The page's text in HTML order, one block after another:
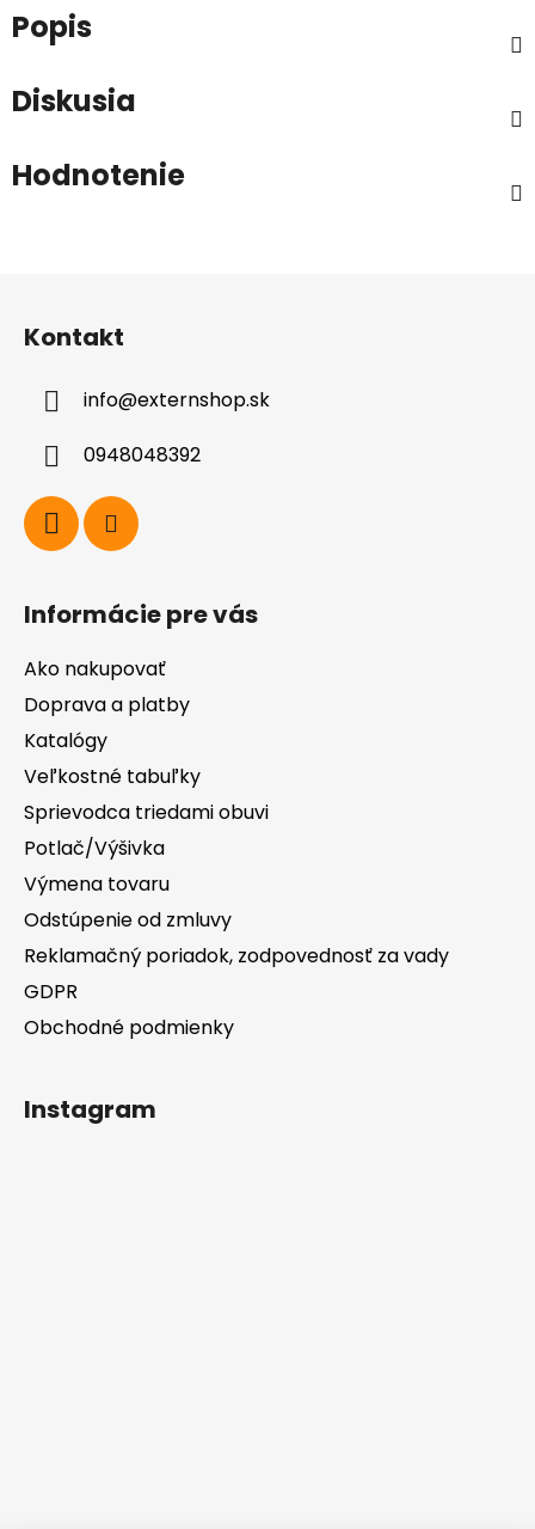
Popis
Diskusia
Hodnotenie
Kontakt
info@externshop.sk
0948048392
Informácie pre vás
Ako nakupovať
Doprava a platby
Katalógy
Veľkostné tabuľky
Sprievodca triedami obuvi
Potlač/Výšivka
Výmena tovaru
Odstúpenie od zmluvy
Reklamačný poriadok, zodpovednosť za vady
GDPR
Obchodné podmienky
Instagram